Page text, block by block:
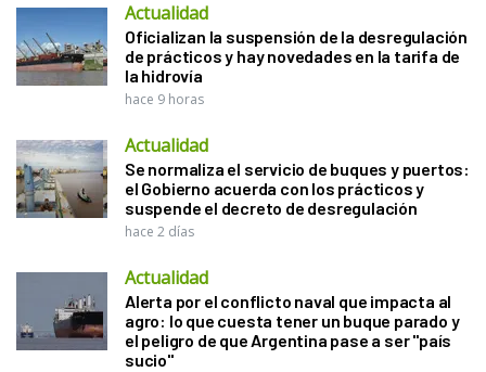
Actualidad
Oficializan la suspensión de la desregulación
de prácticos y hay novedades en la tarifa de
la hidrovía
hace 9 horas
Actualidad
Se normaliza el servicio de buques y puertos:
el Gobierno acuerda con los prácticos y
suspende el decreto de desregulación
hace 2 días
Actualidad
Alerta por el conflicto naval que impacta al
agro: lo que cuesta tener un buque parado y
el peligro de que Argentina pase a ser "país
sucio"